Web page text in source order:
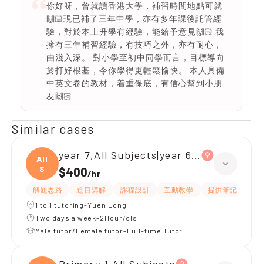
你好呀，曾就讀香港大學，補習時間地點可就
🙌🏻現已補了三年中學，亦有多年課後託管經
驗，對於本土升學有經驗，能給予意見🙌🏻 我
擁有三年補習經驗，有技巧之外，亦有耐心，
由淺入深。 對小學至初中同學而言，目標導向
於打好根基，令你學得更輕鬆愉快。 本人具備
中英文卷的教材，着重保底，有信心幫到小朋
友🙌🏻
Similar cases
All
S
year 7,All Subjects|year 6,All Subjects
$400/hr
解題思路 題目講解 課程設計 互動教學 提供筆記
1 to 1 tutoring-Yuen Long
Two days a week-2Hour/cls
Male tutor/Female tutor-Full-time Tutor